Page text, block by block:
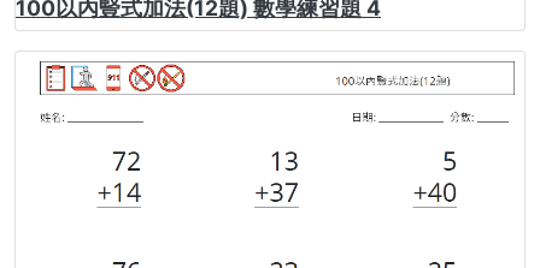
100以內豎式加法(12題) 數學練習題 4